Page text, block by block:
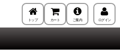
トップ カート ご案内 ログイン